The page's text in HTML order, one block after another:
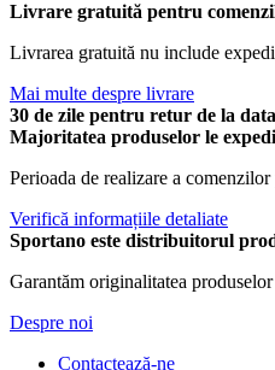
Livrare gratuită pentru
Livrarea gratuită nu include
Mai multe despre livrare
30 de zile pentru retur de la
Majoritatea produselor le
Perioada de realizare a
Verifică informațiile detaliate
Sportano este distribuitorul
Garantăm originalitatea
Despre noi
Contactează-ne